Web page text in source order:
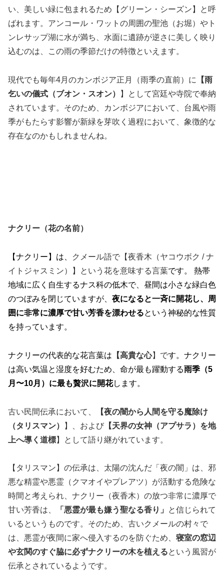
い、美しい緑に包まれるため【グリーン・シーズン】と呼
ばれます。アンコール・ワットの周囲の聖池（お堀）やト
ンレサップ湖に水が満ち、水面に遺跡が逆さに美しく映り
込むのは、この雨の季節だけの特徴といえます。
現代でも毎年4月のカンボジア正月（雨季の直前）に
【雨
乞いの儀式（ブオン・スオン）
】として宮廷や寺院で奉納
されています。そのため、カンボジアにおいて、台風や雨
季がもたらす影響が新緑を芽吹く過程において、象徴的な
存在なのかもしれませんね。
ナクリー（花の名前）
【ナクリー】は、
クメール語で【夜香木（ヤコウボク / ナ
イトジャスミン）】という花を意味する言葉です。 熱帯
地域に広く自生するナス科の低木で、昼間は小さな緑白色
のつぼみを閉じていますが、 夜になると一斉に開花し、周
囲に非常に濃厚で甘い芳香を漂わせるという神秘的な性質
を持っています。
ナクリーの代表的な花言葉は 【高貴な心】です。ナクリー
は高い気温と湿度を好むため、命が最も躍動する雨季（5
月〜10月）に最も贅沢に開花します。
古い民間伝承において、
【夜の闇から人間を守る魔除け
（タリスマン）
】、および 【天界の女神（アプサラ）を地
上へ導く道標】として語り継がれています。
【タリスマン】の伝承は、太陽の沈んだ「夜の闇」は、邪
悪な精霊や悪霊（クマオイやプレアツ）が活動する危険な
時間と考えられ、ナクリー（夜香木）の放つ非常に濃厚で
甘い芳香は、
「悪霊が最も嫌う聖なる香り」
と信じられて
いるというものです。そのため、古いクメールの村々で
は、悪霊が夜間に家へ侵入するのを防ぐため、 寝室の窓辺
や玄関のすぐ脇に必ずナクリーの木を植えるという風習が
伝承とされているようです。